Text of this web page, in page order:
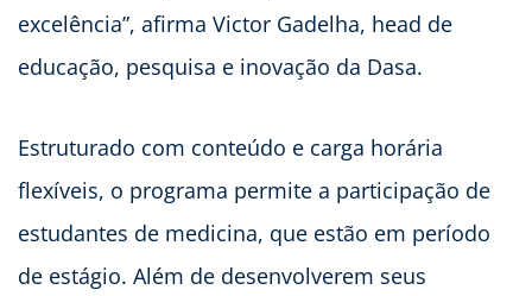
excelência”, afirma Victor Gadelha, head de
educação, pesquisa e inovação da Dasa.
Estruturado com conteúdo e carga horária
flexíveis, o programa permite a participação de
estudantes de medicina, que estão em período
de estágio. Além de desenvolverem seus